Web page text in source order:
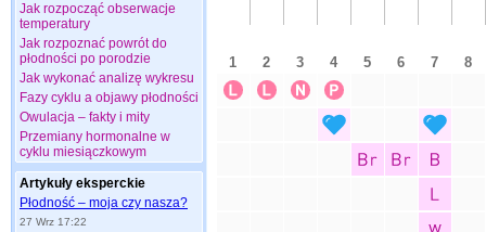
Jak rozpocząć obserwacje
temperatury
Jak rozpoznać powrót do
płodności po porodzie
Jak wykonać analizę wykresu
Fazy cyklu a objawy płodności
Owulacja – fakty i mity
Przemiany hormonalne w
cyklu miesiączkowym
Artykuły eksperckie
Płodność – moja czy nasza?
27 Wrz 17:22